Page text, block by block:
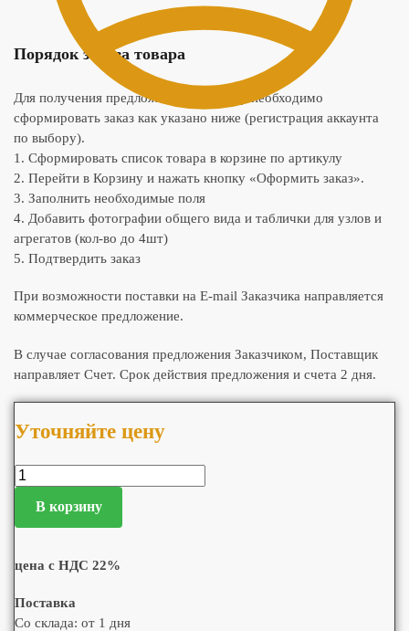
Порядок заказа товара
Для получения предложения по товару необходимо
сформировать заказ как указано ниже (регистрация аккаунта
по выбору).
1. Сформировать список товара в корзине по артикулу
2. Перейти в Корзину и нажать кнопку «Оформить заказ».
3. Заполнить необходимые поля
4. Добавить фотографии общего вида и таблички для узлов и
агрегатов (кол-во до 4шт)
5. Подтвердить заказ
При возможности поставки на E-mail Заказчика направляется
коммерческое предложение.
В случае согласования предложения Заказчиком, Поставщик
направляет Счет. Срок действия предложения и счета 2 дня.
Уточняйте цену
В корзину
цена с НДС 22%
Поставка
Со склада: от 1 дня